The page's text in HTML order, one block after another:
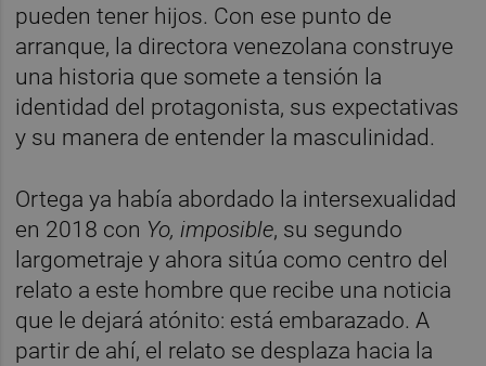
pueden tener hijos. Con ese punto de
arranque, la directora venezolana construye
una historia que somete a tensión la
identidad del protagonista, sus expectativas
y su manera de entender la masculinidad.
Ortega ya había abordado la intersexualidad
en 2018 con Yo, imposible, su segundo
largometraje y ahora sitúa como centro del
relato a este hombre que recibe una noticia
que le dejará atónito: está embarazado. A
partir de ahí, el relato se desplaza hacia la